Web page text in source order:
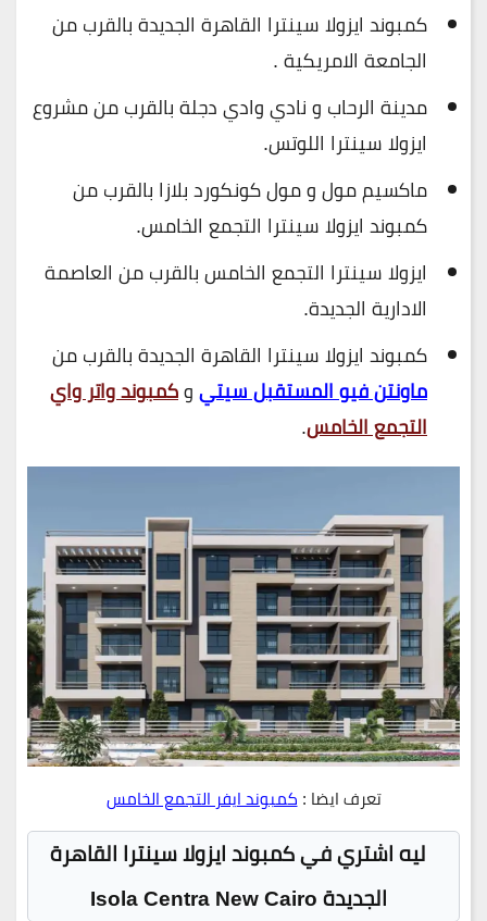
كمبوند ايزولا سينترا القاهرة الجديدة بالقرب من
الجامعة الامريكية .
مدينة الرحاب و نادي وادي دجلة بالقرب من مشروع
ايزولا سينترا اللوتس.
ماكسيم مول و مول كونكورد بلازا بالقرب من
كمبوند ايزولا سينترا التجمع الخامس.
ايزولا سينترا التجمع الخامس بالقرب من العاصمة
الادارية الجديدة.
كمبوند ايزولا سينترا القاهرة الجديدة بالقرب من
ماونتن فيو المستقبل سيتيوكمبوند واتر واي
التجمع الخامس.
تعرف ايضا :كمبوند ايفر التجمع الخامس
ليه اشتري في كمبوند ايزولا سينترا القاهرة
الجديدة Isola Centra New Cairo